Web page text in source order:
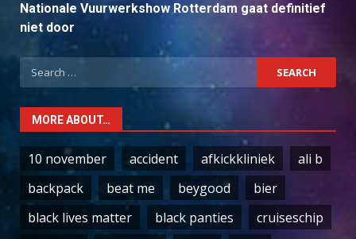
Nationale Vuurwerkshow Rotterdam gaat definitief
niet door
Search
for:
MORE ABOUT…
10 november accident afkickkliniek
ali b
backpack
beat me beygood
bier
black lives matter
black panties
cruiseschip